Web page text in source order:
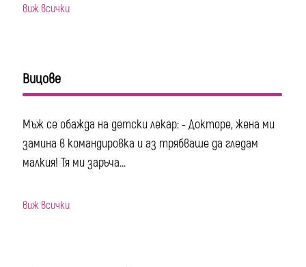
виж всички
Вицове
Мъж се обажда на детски лекар: - Докторе, жена ми
замина в командировка и аз трябваше да гледам
малкия! Тя ми заръча...
виж всички